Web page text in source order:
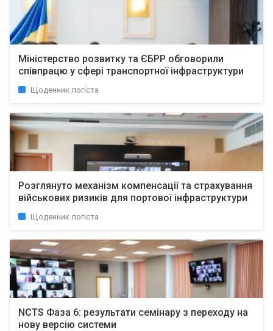
Міністерство розвитку та ЄБРР обговорили
співпрацю у сфері транспортної інфраструктури
Щоденник логіста
Розглянуто механізм компенсації та страхування
військових ризиків для портової інфраструктури
Щоденник логіста
NCTS Фаза 6: результати семінару з переходу на
нову версію системи